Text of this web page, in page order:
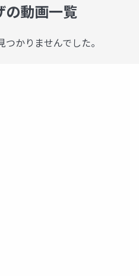
の動画一覧
かりませんでした。